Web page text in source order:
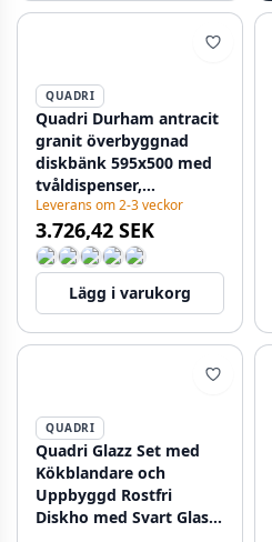
QUADRI
Quadri Durham antracit
granit överbyggnad
diskbänk 595x500 med
tvåldispenser,
skärbräda, insatsbänk
och rullmatta
1208967379
Leverans om 2-3 veckor
3.726,42 SEK
Lägg i varukorg
QUADRI
Quadri Glazz Set med
Kökblandare och
Uppbyggd Rostfri
Diskho med Svart Glas